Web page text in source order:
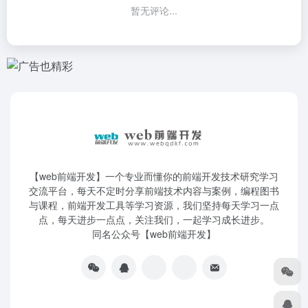
暂无评论...
【web前端开发】一个专业而懂你的前端开发技术研究学习
交流平台，每天不定时分享前端技术内容与案例，编程图书
与课程，前端开发工具等学习资源，我们坚持每天学习一点
点，每天进步一点点，关注我们，一起学习成长进步。
同名公众号【web前端开发】